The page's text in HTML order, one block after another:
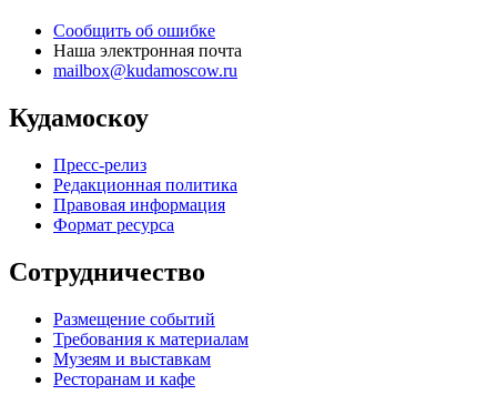
Сообщить об ошибке
Наша электронная почта
mailbox@kudamoscow.ru
Кудамоскоу
Пресс-релиз
Редакционная политика
Правовая информация
Формат ресурса
Сотрудничество
Размещение событий
Требования к материалам
Музеям и выставкам
Ресторанам и кафе